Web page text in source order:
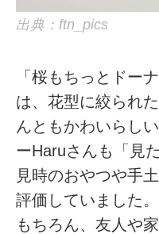
出典：ftn_pics
「桜もちっとドー
は、花型に絞られ
んともかわいらし
ーHaruさんも「見
見時のおやつや手
評価していました
もちろん、友人や